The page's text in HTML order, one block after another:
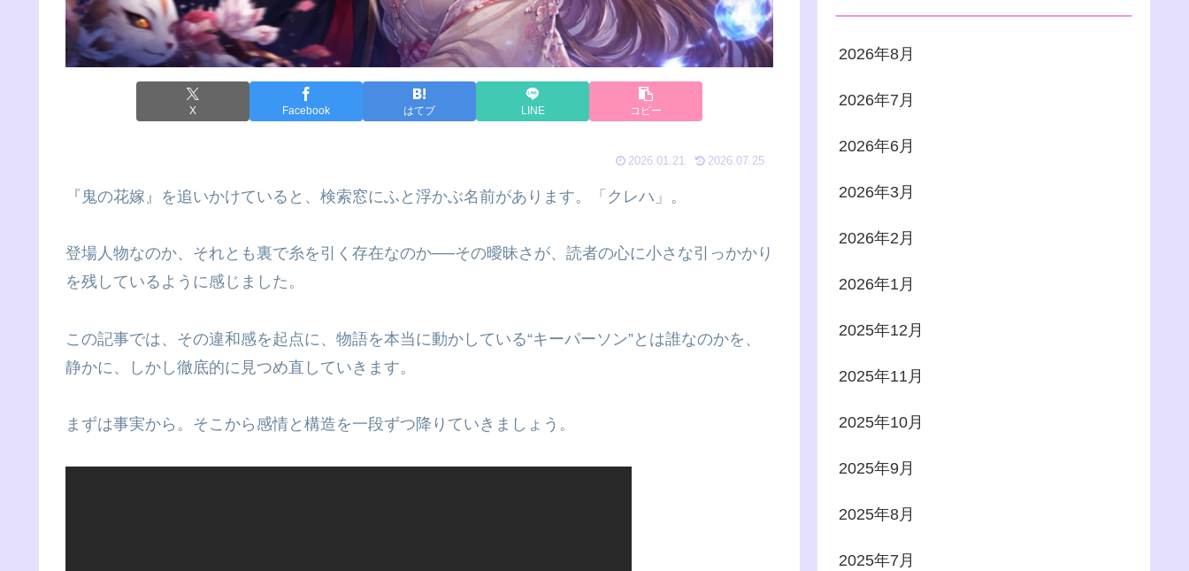
X Facebook はてブ LINE コピー
2026.01.21 2026.07.25
『鬼の花嫁』を追いかけていると、検索窓にふと浮かぶ名前があります。「クレハ」。
登場人物なのか、それとも裏で糸を引く存在なのか──その曖昧さが、読者の心に小さな引っかかり
を残しているように感じました。
この記事では、その違和感を起点に、物語を本当に動かしている“キーパーソン”とは誰なのかを、
静かに、しかし徹底的に見つめ直していきます。
まずは事実から。そこから感情と構造を一段ずつ降りていきましょう。
2026年8月
2026年7月
2026年6月
2026年3月
2026年2月
2026年1月
2025年12月
2025年11月
2025年10月
2025年9月
2025年8月
2025年7月